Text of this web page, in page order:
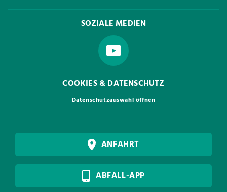
SOZIALE MEDIEN
COOKIES & DATENSCHUTZ
Datenschutzauswahl öffnen
ANFAHRT
ABFALL-APP